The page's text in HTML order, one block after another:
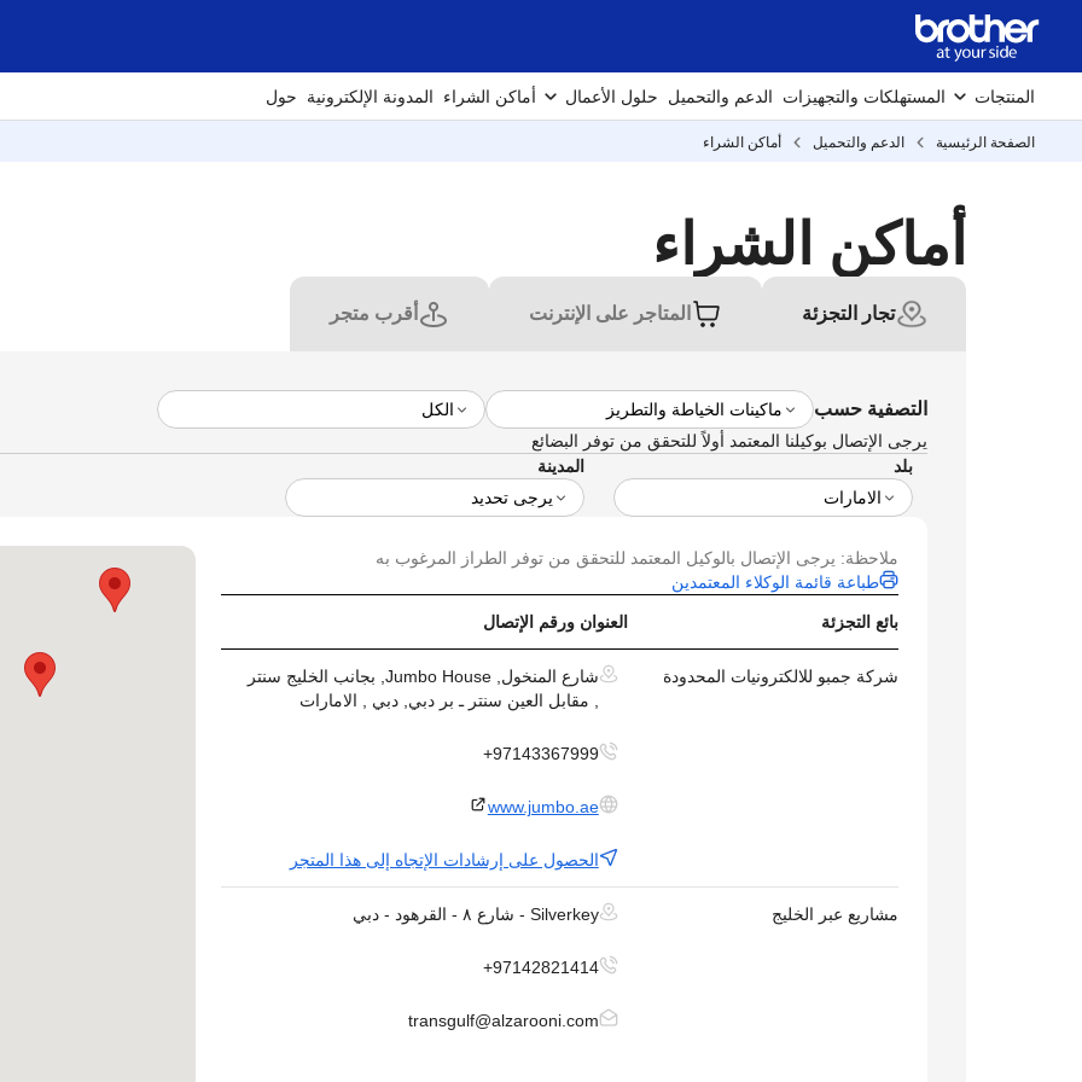
المنتجات المستهلكات والتجهيزات الدعم والتحميل حلول الأعمال أماكن الشراء المدونة الإلكترونية حول
الصفحة الرئيسية الدعم والتحميل أماكن الشراء
أماكن الشراء
تجار التجزئة المتاجر على الإنترنت أقرب متجر
التصفية حسب
يرجى الإتصال بوكيلنا المعتمد أولاً للتحقق من توفر البضائع
بلد
المدينة
ملاحظة: يرجى الإتصال بالوكيل المعتمد للتحقق من توفر الطراز المرغوب به
طباعة قائمة الوكلاء المعتمدين
بائع التجزئة العنوان ورقم الإتصال
شركة جمبو للالكترونيات المحدودة
شارع المنخول, Jumbo House, بجانب الخليج سنتر
, مقابل العين سنتر ـ بر دبي, دبي , الامارات
97143367999+
www.jumbo.ae
الحصول على إرشادات الإتجاه إلى هذا المتجر
مشاريع عبر الخليج Silverkey - شارع ٨ - القرهود‎ - دبي
97142821414+
transgulf@alzarooni.com